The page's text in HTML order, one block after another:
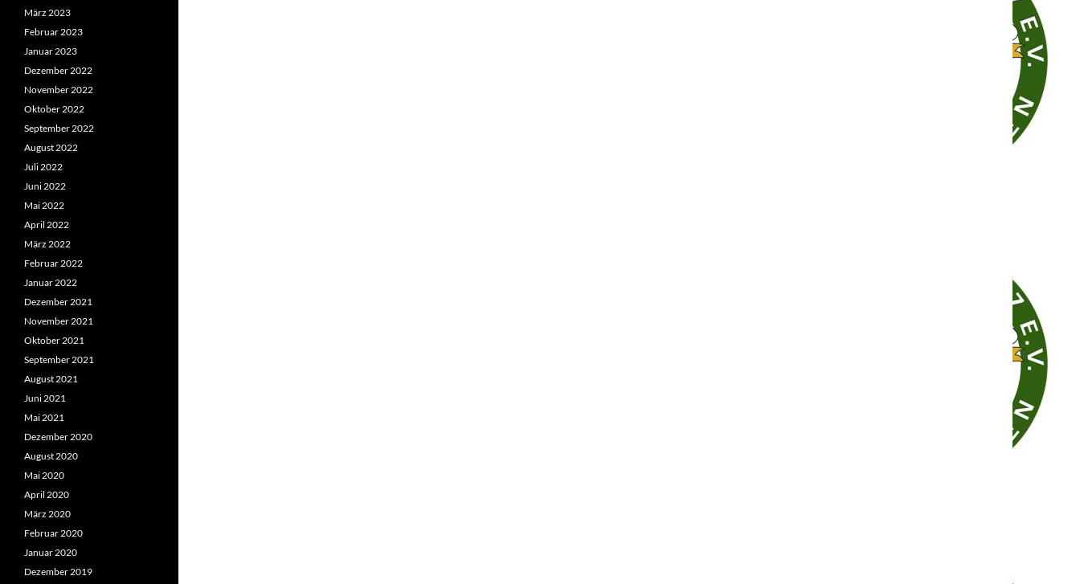
März 2023
Februar 2023
Januar 2023
Dezember 2022
November 2022
Oktober 2022
September 2022
August 2022
Juli 2022
Juni 2022
Mai 2022
April 2022
März 2022
Februar 2022
Januar 2022
Dezember 2021
November 2021
Oktober 2021
September 2021
August 2021
Juni 2021
Mai 2021
Dezember 2020
August 2020
Mai 2020
April 2020
März 2020
Februar 2020
Januar 2020
Dezember 2019